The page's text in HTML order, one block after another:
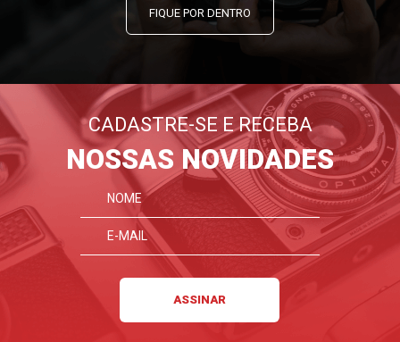
FIQUE POR DENTRO
CADASTRE-SE E RECEBA
NOSSAS NOVIDADES